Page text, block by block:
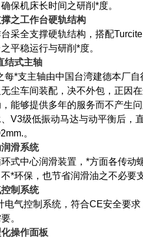
保机床长时间之研削*度。
之工作台硬轨结构
采全支撑硬轨结构，搭配
平稳运行与研削*度。
结式主轴
每*支主轴由中国台湾建德本厂
尘车间装配，决不外包，正因
能够提供多年的服务而不产生
V3级低振动马达与动平衡后，
。
润滑系统
式中心润滑装置，*方面各传动
*环保，也节省润滑油之不必要
制系统
电气控制系统，符合CE安全要
。
化操作面板